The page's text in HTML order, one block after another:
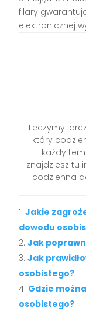
filary
elektronicznej
który
każdy
znajdziesz tu
codzienna
Jakie
dowodu
Jak
Jak
osobistego?
Gdzie
osobistego?